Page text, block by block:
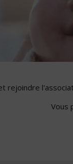
rejoindre
Vous